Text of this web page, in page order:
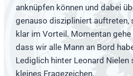
anknüpfen können und dabei
genauso diszipliniert auftreten,
klar im Vorteil. Momentan gehe
dass wir alle Mann an Bord
Lediglich hinter Leonard Nielen
kleines Fragezeichen.